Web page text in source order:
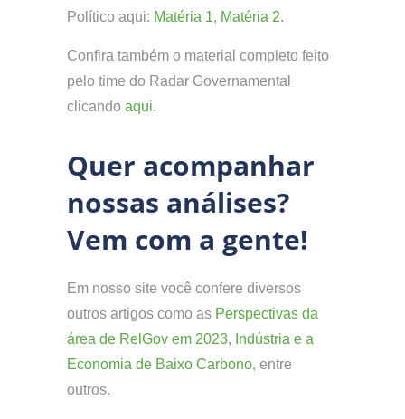
Político aqui: Matéria 1, Matéria 2.
Confira também o material completo feito
pelo time do Radar Governamental
clicando aqui.
Quer acompanhar
nossas análises?
Vem com a gente!
Em nosso site você confere diversos
outros artigos como as Perspectivas da
área de RelGov em 2023, Indústria e a
Economia de Baixo Carbono, entre
outros.